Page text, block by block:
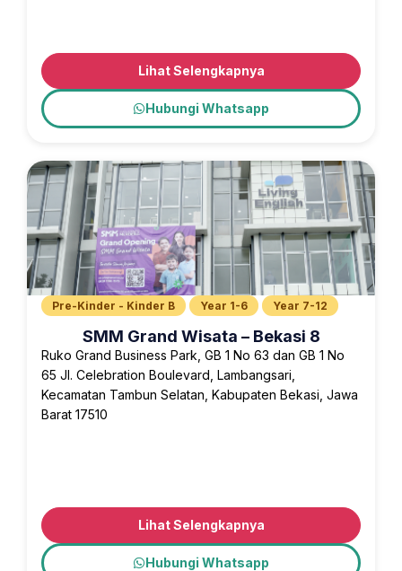
Lihat Selengkapnya
Hubungi Whatsapp
Pre-Kinder - Kinder B Year 1-6 Year 7-12
SMM Grand Wisata – Bekasi 8
Ruko Grand Business Park, GB 1 No 63 dan GB 1 No
65 Jl. Celebration Boulevard, Lambangsari,
Kecamatan Tambun Selatan, Kabupaten Bekasi, Jawa
Barat 17510
Lihat Selengkapnya
Hubungi Whatsapp